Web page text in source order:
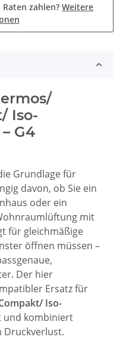
zahlen? Weitere
Iso-
G4
Grundlage für
davon, ob Sie ein
oder ein
mit
für gleichmäßige
öffnen müssen –
Der hier
Ersatz für
Iso-
und kombiniert
Druckverlust.